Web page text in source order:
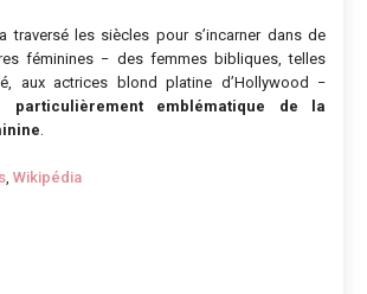
traversé les siècles pour s’incarner dans de
féminines − des femmes bibliques, telles
aux actrices blond platine d’Hollywood −
particulièrement emblématique de la
.
Wikipédia